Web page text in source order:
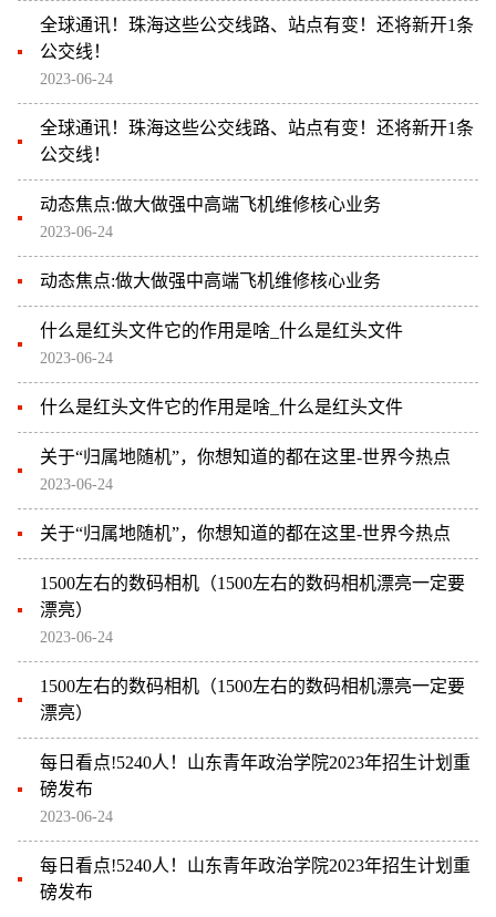
全球通讯！珠海这些公交线路、站点有变！还将新开1条
公交线！
2023-06-24
全球通讯！珠海这些公交线路、站点有变！还将新开1条
公交线！
动态焦点:做大做强中高端飞机维修核心业务
2023-06-24
动态焦点:做大做强中高端飞机维修核心业务
什么是红头文件它的作用是啥_什么是红头文件
2023-06-24
什么是红头文件它的作用是啥_什么是红头文件
关于“归属地随机”，你想知道的都在这里-世界今热点
2023-06-24
关于“归属地随机”，你想知道的都在这里-世界今热点
1500左右的数码相机（1500左右的数码相机漂亮一定要
漂亮）
2023-06-24
1500左右的数码相机（1500左右的数码相机漂亮一定要
漂亮）
每日看点!5240人！山东青年政治学院2023年招生计划重
磅发布
2023-06-24
每日看点!5240人！山东青年政治学院2023年招生计划重
磅发布